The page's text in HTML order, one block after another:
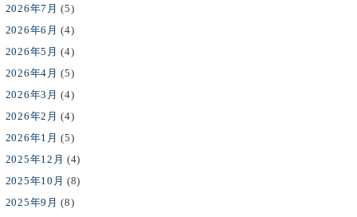
2026年7月 (5)
2026年6月 (4)
2026年5月 (4)
2026年4月 (5)
2026年3月 (4)
2026年2月 (4)
2026年1月 (5)
2025年12月 (4)
2025年10月 (8)
2025年9月 (8)